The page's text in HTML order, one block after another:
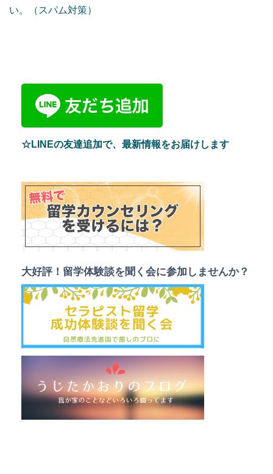
い。（スパム対策）
☆LINEの友達追加で、最新情報をお届けします
大好評！留学体験談を聞く会に参加しませんか？